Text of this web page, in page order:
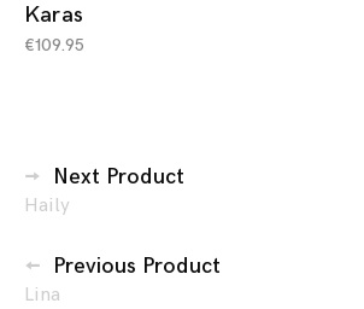
Karas
€109.95
Berichtennavigatie
Next Product
Haily
Previous Product
Lina